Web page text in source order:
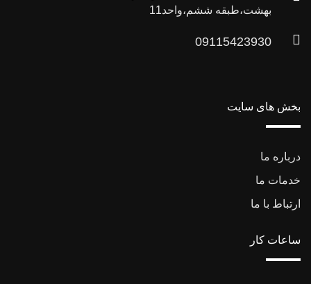
بهشت،طبقه ششم،واحد11
09115423930
بخش های سایت
درباره ما
خدمات ما
ارتباط با ما
ساعات کار